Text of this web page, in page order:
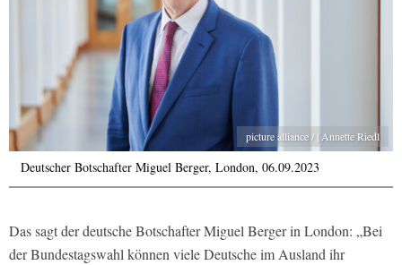
picture alliance / | Annette Riedl
Deutscher Botschafter Miguel Berger, London, 06.09.2023
Das sagt der deutsche Botschafter Miguel Berger in London: „Bei
der Bundestagswahl können viele Deutsche im Ausland ihr